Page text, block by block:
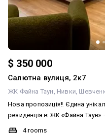
$ 350 000
Салютна вулиця, 2к7
ЖК Файна Таун Нивки
Нова пропозиція!! Єдина унікальна
резиденція в ЖК «Файна
деталь У продажу стильна 4-кімнатна квартира площею 107 м² у
4 rooms